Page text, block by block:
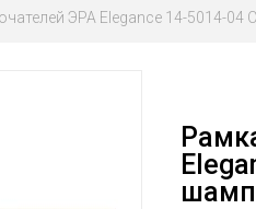
ЭРА Elegance 14-5014-04